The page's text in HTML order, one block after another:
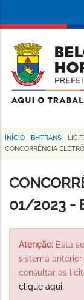
conteúdo
principal
da
de
Trilha
navegação
INÍCIO - BHTRANS -
CONCORRÊNCIA
01/2023 -
Atenção: Esta
sistema
consultar as
clique aqui.